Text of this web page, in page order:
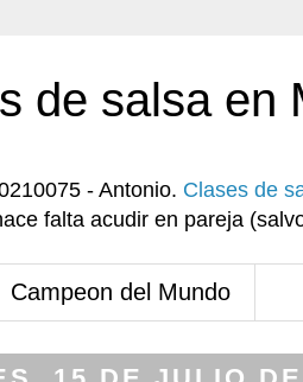
de salsa en
- Antonio. Clases de
falta acudir en pareja
Campeon del Mundo